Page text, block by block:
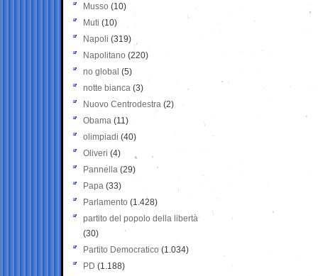
Musso (10)
Muti (10)
Napoli (319)
Napolitano (220)
no global (5)
notte bianca (3)
Nuovo Centrodestra (2)
Obama (11)
olimpiadi (40)
Oliveri (4)
Pannella (29)
Papa (33)
Parlamento (1.428)
partito del popolo della libertà
(30)
Partito Democratico (1.034)
PD (1.188)